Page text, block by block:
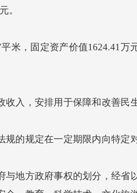
。
，固定资产价值1624.41万
，安排用于保障和改善民
的规定在一定期限内向特定
地方政府事权的划分，经省